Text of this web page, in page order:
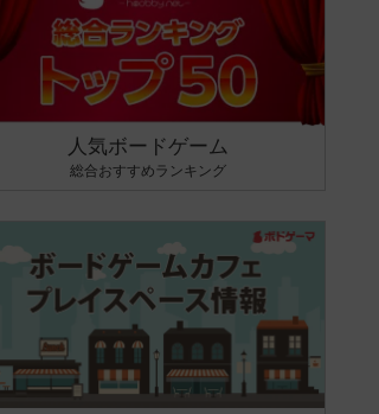
人気ボードゲーム
総合おすすめランキング